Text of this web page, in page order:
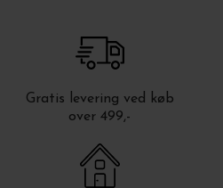
Gratis levering ved køb
over 499,-